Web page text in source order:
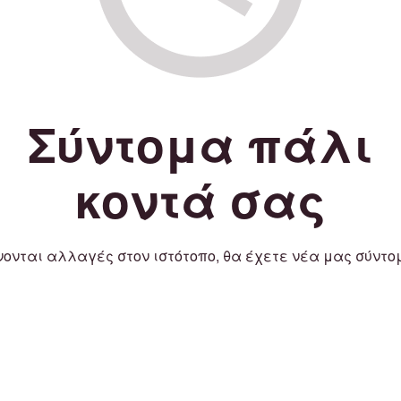
Σύντομα πάλι
κοντά σας
αλλαγές στον ιστότοπο, θα έχετε νέα μας